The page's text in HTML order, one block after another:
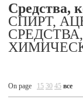
Средства,
СПИРТ,
On page 15 30 45 все